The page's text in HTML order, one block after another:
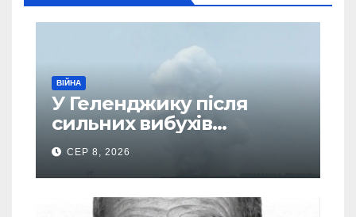
ВІЙНА
У Геленджику після
сильних вибухів
почалася масова
евакуація
СЕР 8, 2026